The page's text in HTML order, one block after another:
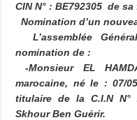
CIN N° : BE792305 de
Nomination d’un
L’assemblée
nomination de :
-Monsieur EL
marocaine, né le : 07/
titulaire de la C.I.N N°
Skhour Ben Guérir.